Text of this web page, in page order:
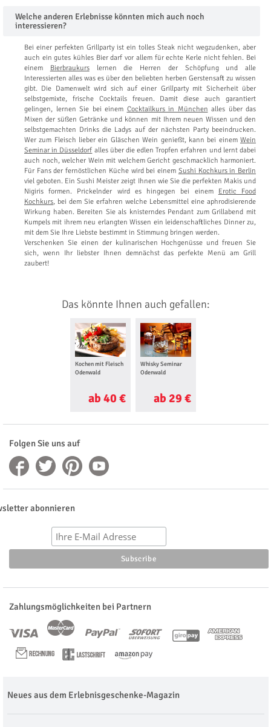
Welche anderen Erlebnisse könnten mich auch noch
interessieren?
Bei einer perfekten Grillparty ist ein tolles Steak nicht wegzudenken, aber
auch ein gutes kühles Bier darf vor allem für echte Kerle nicht fehlen. Bei
einem Bierbraukurslernen die Herren der Schöpfung und alle
Interessierten alles was es über den beliebten herben Gerstensaft zu wissen
gibt. Die Damenwelt wird sich auf einer Grillparty mit Sicherheit über
selbstgemixte, frische Cocktails freuen. Damit diese auch garantiert
gelingen, lernen Sie bei einem Cocktailkurs in München alles über das
Mixen der süßen Getränke und können mit Ihrem neuen Wissen und den
selbstgemachten Drinks die Ladys auf der nächsten Party beeindrucken.
Wer zum Fleisch lieber ein Gläschen Wein genießt, kann bei einem Wein
Seminar in Düsseldorf alles über die edlen Tropfen erfahren und lernt dabei
auch noch, welcher Wein mit welchem Gericht geschmacklich harmoniert.
Für Fans der fernöstlichen Küche wird bei einem Sushi Kochkurs in Berlin
viel geboten. Ein Sushi Meister zeigt Ihnen wie Sie die perfekten Makis und
Nigiris formen. Prickelnder wird es hingegen bei einem Erotic Food
Kochkurs, bei dem Sie erfahren welche Lebensmittel eine aphrodisierende
Wirkung haben. Bereiten Sie als knisterndes Pendant zum Grillabend mit
Kumpels mit ihrem neu erlangten Wissen ein leidenschaftliches Dinner zu,
mit dem Sie Ihre Liebste bestimmt in Stimmung bringen werden.
Verschenken Sie einen der kulinarischen Hochgenüsse und freuen Sie
sich, wenn Ihr liebster Ihnen demnächst das perfekte Menü am Grill
zaubert!
Das könnte Ihnen auch gefallen:
Kochen mit Fleisch
Odenwald
ab 40 €
Whisky Seminar
Odenwald
ab 29 €
Folgen Sie uns auf
abonnieren
Zahlungsmöglichkeiten bei Partnern
Neues aus dem Erlebnisgeschenke-Magazin